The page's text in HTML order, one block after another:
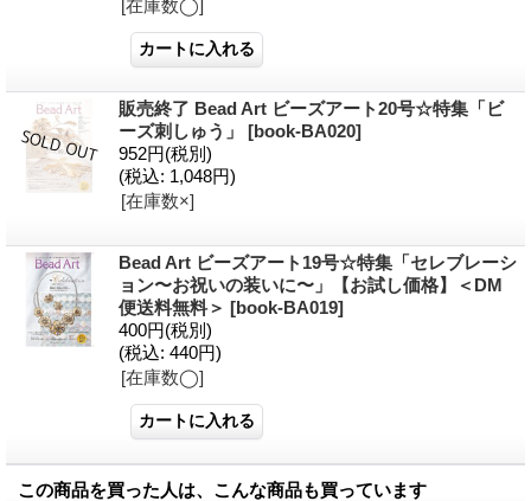
[在庫数◯]
販売終了 Bead Art ビーズアート20号☆特集「ビ
ーズ刺しゅう」 [book-BA020]
952円(税別)
(税込: 1,048円)
[在庫数×]
Bead Art ビーズアート19号☆特集「セレブレーシ
ョン〜お祝いの装いに〜」【お試し価格】＜DM
便送料無料＞ [book-BA019]
400円(税別)
(税込: 440円)
[在庫数◯]
この商品を買った人は、こんな商品も買っています